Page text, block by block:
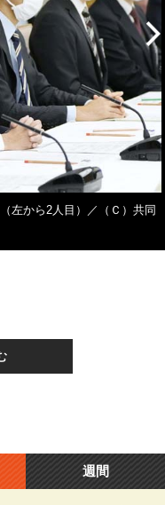
左から2人目）／（Ｃ）共同
週間